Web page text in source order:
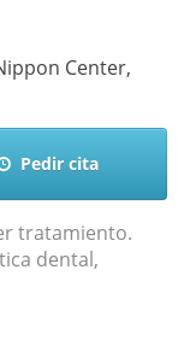
Center,
Pedir cita
tratamiento.
dental,